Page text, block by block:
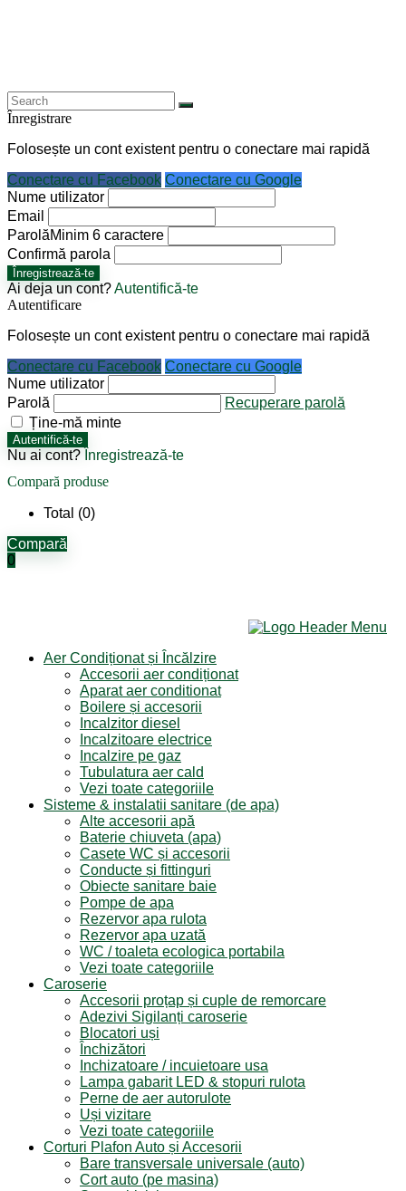
Înregistrare
Folosește un cont existent pentru o conectare mai rapidă
Conectare cu Facebook Conectare cu Google
Nume utilizator
Email
ParolăMinim 6 caractere
Confirmă parola
Înregistrează-te
Ai deja un cont?Autentifică-te
Autentificare
Folosește un cont existent pentru o conectare mai rapidă
Conectare cu Facebook Conectare cu Google
Nume utilizator
Parolă
Recuperare parolă
Ține-mă minte
Autentifică-te
Nu ai cont? Înregistrează-te
Compară produse
Total (0)
Compară
0
Aer Condiționat și Încălzire
Accesorii aer condiționat
Aparat aer conditionat
Boilere și accesorii
Incalzitor diesel
Incalzitoare electrice
Incalzire pe gaz
Tubulatura aer cald
Vezi toate categoriile
Sisteme & instalatii sanitare (de apa)
Alte accesorii apă
Baterie chiuveta (apa)
Casete WC și accesorii
Conducte și fittinguri
Obiecte sanitare baie
Pompe de apa
Rezervor apa rulota
Rezervor apa uzată
WC / toaleta ecologica portabila
Vezi toate categoriile
Caroserie
Accesorii proțap și cuple de remorcare
Adezivi Sigilanți caroserie
Blocatori uși
Închizători
Inchizatoare / incuietoare usa
Lampa gabarit LED & stopuri rulota
Perne de aer autorulote
Uși vizitare
Vezi toate categoriile
Corturi Plafon Auto și Accesorii
Bare transversale universale (auto)
Cort auto (pe masina)